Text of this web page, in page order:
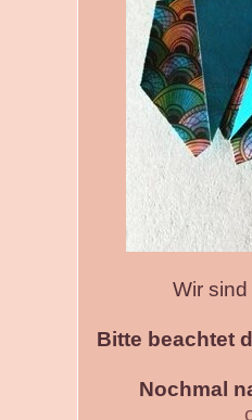
Wir
Bitte beachtet
Nochmal